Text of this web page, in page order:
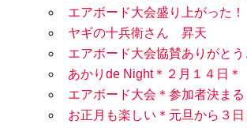
エアボード大会盛り上がった！
ヤギの十兵衛さん 昇天
エアボード大会協賛ありがと
あかりde Night＊２月１４日＊
エアボード大会＊参加者決まる
お正月も楽しい＊元旦から３日